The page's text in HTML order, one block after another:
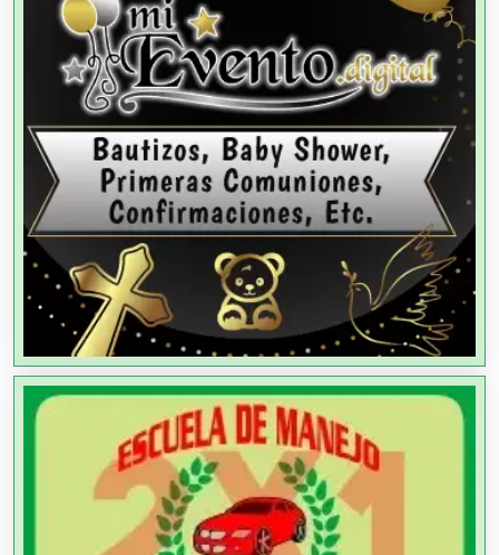
Agencias de Colocación
Agencias de Modelos
Agencias de Publicidad
Agencias de Viajes
Agricultores
Agricultura y Ganadería
Agua Purificada